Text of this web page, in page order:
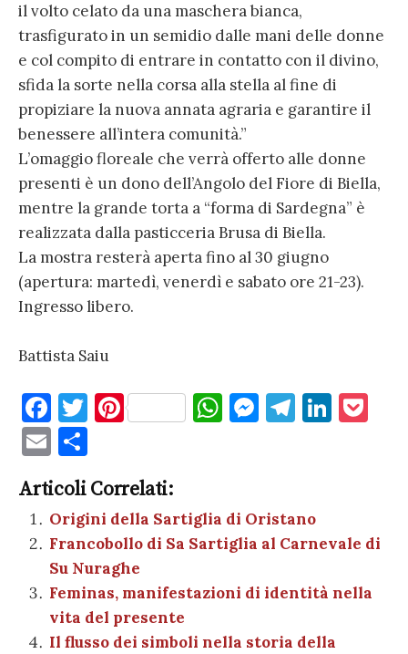
il volto celato da una maschera bianca,
trasfigurato in un semidio dalle mani delle donne
e col compito di entrare in contatto con il divino,
sfida la sorte nella corsa alla stella al fine di
propiziare la nuova annata agraria e garantire il
benessere all’intera comunità.”
L’omaggio floreale che verrà offerto alle donne
presenti è un dono dell’Angolo del Fiore di Biella,
mentre la grande torta a “forma di Sardegna” è
realizzata dalla pasticceria Brusa di Biella.
La mostra resterà aperta fino al 30 giugno
(apertura: martedì, venerdì e sabato ore 21-23).
Ingresso libero.
Battista Saiu
F
a
c
e
b
o
o
k
T
te
r
Pi
es
t
W
A
p
p
M
g
er
T
a
m
Li
n
E
m
ai
l
o
n
di
vi
di
Articoli Correlati:
Origini della Sartiglia di Oristano
Francobollo di Sa Sartiglia al Carnevale di
Su Nuraghe
Feminas, manifestazioni di identità nella
vita del presente
Il flusso dei simboli nella storia della